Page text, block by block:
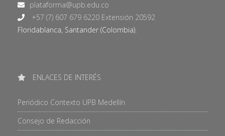
+57 (7) 607 679 6220 Extensión 20592
Floridablanca, Santander (Colombia).
ENLACES DE INTERÉS
Periódico Contexto UPB Medellín
Consejo de Redacción